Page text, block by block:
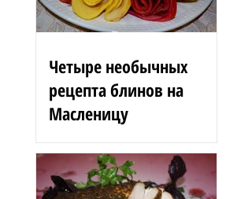
Четыре необычных
рецепта блинов на
Масленицу
Блинные розы 1,5 стакана
муки 200 г вишен 125 мл
сыворотки 100 г сгущенного